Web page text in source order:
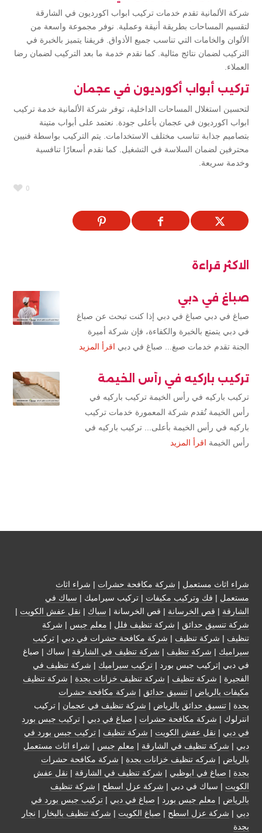
شركة الألمانية تقدم خدمات تركيب ابواب اكورديون في الشارقة
لتقسيم المساحات بطريقة أنيقة وعملية. نوفر مجموعة واسعة من
الألوان والخامات التي تناسب جميع الأذواق. فريقنا يتميز بالخبرة في
التركيب لضمان نتائج مثالية. كما نقدم خدمة ما بعد التركيب لضمان رضا
العملاء.
تركيب أبواب أكورديون في عجمان
لتحسين استغلال المساحات الداخلية، توفر شركة الألمانية خدمة تركيب
ابواب اكورديون في عجمان بأعلى جودة. نعتمد على أبواب متينة
بتصاميم جذابة تناسب مختلف الاستخدامات. يتم التركيب بواسطة فنيين
محترفين لضمان السلاسة في التشغيل. كما نقدم أسعارًا تنافسية
وخدمة سريعة.
0
الاكثر قراءة
صباغ في دبي
صباغ في دبي صباغ في دبي إذا كنت تبحث عن صباغ
في دبي يتمتع بالخبرة والكفاءة، فإن شركة أميرة
الجنة تقدم خدمات صبغ... صباغ في دبي اقرأ المزيد
تركيب باركيه في رأس الخيمة
تركيب باركيه في رأس الخيمة تركيب باركيه في
رأس الخيمة تُقدم شركة المعمورة خدمات تركيب
باركيه في رأس الخيمة بأعلى... تركيب باركيه في
رأس الخيمة اقرأ المزيد
شراء اثاث مستعمل | شركة مكافحة حشرات | شراء اثاث
مستعمل | فك وتركيب مكيفات | تركيب سيراميك | سباك في
الشارقة | قص الخرسانة | قص الخرسانة | سباك | نقل عفش الكويت |
شركة تنسيق حدائق | شركة تنظيف فلل | معلم جبس | شركة
تنظيف | شركة تنظيف | شركة مكافحة حشرات في دبي | تركيب
سيراميك | شركة تنظيف | شركة تنظيف في الشارقة | سباك | صباغ
في دبي |تركيب جبس بورد | تركيب سيراميك | شركة تنظيف في
الفجيرة | شركة تنظيف | شركة تنظيف خزانات بجدة | شركة تنظيف
مكيفات بالرياض | تنسيق حدائق | شركة مكافحة حشرات
بجدة | تنسيق حدائق بالرياض | شركة تنظيف في عجمان | تركيب
انترلوك | شركة مكافحة حشرات | صباغ في دبي | تركيب جبس بورد
في دبي | نقل عفش الكويت | شركة تنظيف | تركيب جبس بورد في
دبي | شركة تنظيف في الشارقة | معلم جبس | شراء اثاث مستعمل
بالرياض | شركه تنظيف خزانات بجدة | شركة مكافحة حشرات
بجدة | صباغ في ابوظبي | شركة تنظيف في الشارقة | نقل عفش
الكويت | سباك في دبي | شركة عزل اسطح | شركة تنظيف
بالرياض | معلم جبس بورد | صباغ في دبي | تركيب جبس بورد في
دبي | شركة عزل اسطح | صباغ الكويت | شركة تنظيف بالبخار | نجار
بجدة